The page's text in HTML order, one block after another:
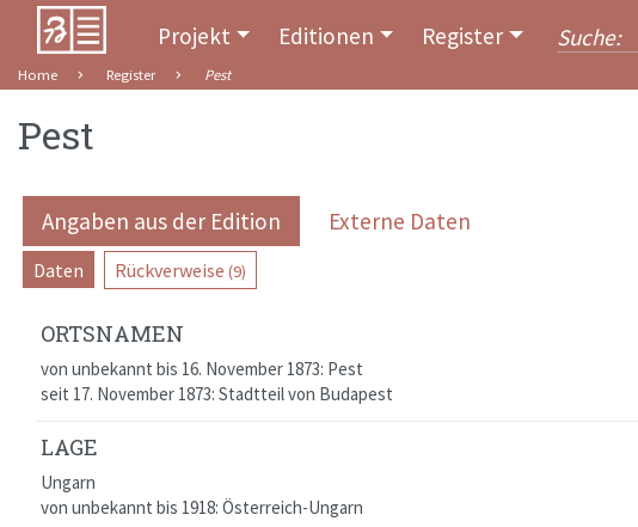
Projekt Editionen Register
Home Register Pest
Pest
Angaben aus der Edition Externe Daten
Daten Rückverweise (9)
ORTSNAMEN
von unbekannt bis 16. November 1873: Pest
seit 17. November 1873: Stadtteil von Budapest
LAGE
Ungarn
von unbekannt bis 1918: Österreich-Ungarn